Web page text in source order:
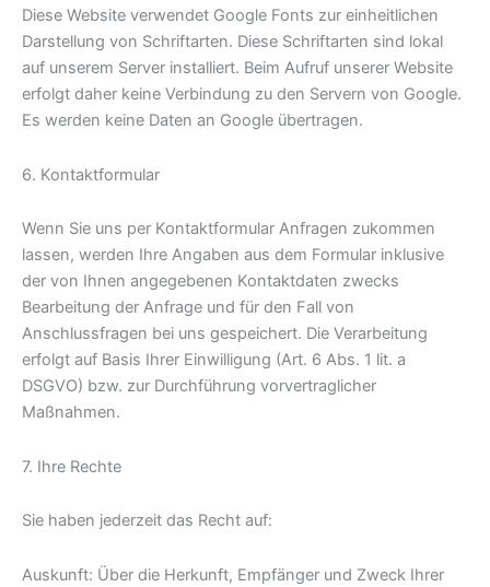
Diese Website verwendet Google Fonts zur einheitlichen
Darstellung von Schriftarten. Diese Schriftarten sind lokal
auf unserem Server installiert. Beim Aufruf unserer Website
erfolgt daher keine Verbindung zu den Servern von Google.
Es werden keine Daten an Google übertragen.
6. Kontaktformular
Wenn Sie uns per Kontaktformular Anfragen zukommen
lassen, werden Ihre Angaben aus dem Formular inklusive
der von Ihnen angegebenen Kontaktdaten zwecks
Bearbeitung der Anfrage und für den Fall von
Anschlussfragen bei uns gespeichert. Die Verarbeitung
erfolgt auf Basis Ihrer Einwilligung (Art. 6 Abs. 1 lit. a
DSGVO) bzw. zur Durchführung vorvertraglicher
Maßnahmen.
7. Ihre Rechte
Sie haben jederzeit das Recht auf:
Auskunft: Über die Herkunft, Empfänger und Zweck Ihrer